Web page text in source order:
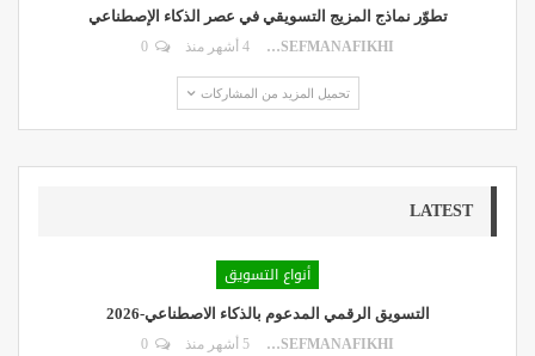
تطوّر نماذج المزيج التسويقي في عصر الذكاء الإصطناعي
DR.YOUSEFMANAFIKHI 4 أشهر منذ
تحميل المزيد من المشاركات
LATEST
أنواع التسويق
التسويق الرقمي المدعوم بالذكاء الاصطناعي-2026
DR.YOUSEFMANAFIKHI 5 أشهر منذ